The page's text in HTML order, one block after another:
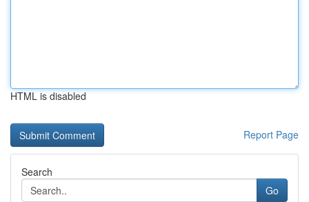
HTML is disabled
Report Page
Search
Go